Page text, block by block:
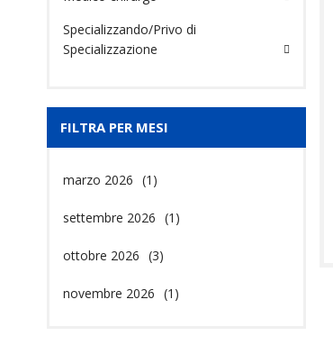
Specializzando/Privo di
Specializzazione
FILTRA PER MESI
marzo 2026 (1)
settembre 2026 (1)
ottobre 2026 (3)
novembre 2026 (1)